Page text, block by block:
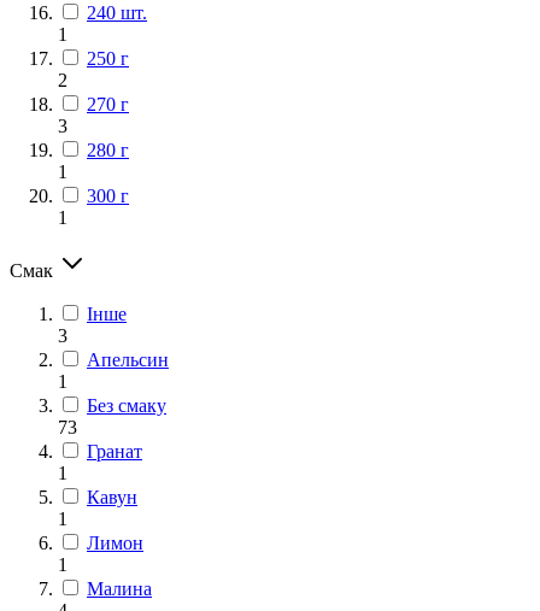
240 шт.
1
250 г
2
270 г
3
280 г
1
300 г
1
Смак
Інше
3
Апельсин
1
Без смаку
73
Гранат
1
Кавун
1
Лимон
1
Малина